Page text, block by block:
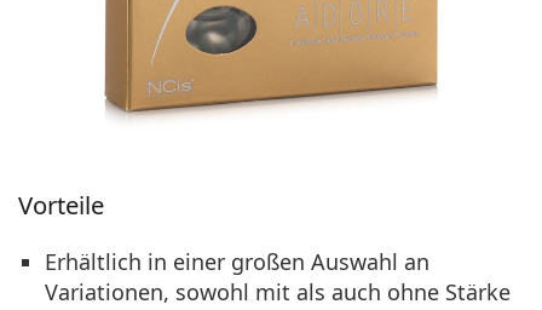
Vorteile
Erhältlich in einer großen Auswahl an
Variationen, sowohl mit als auch ohne Stärke